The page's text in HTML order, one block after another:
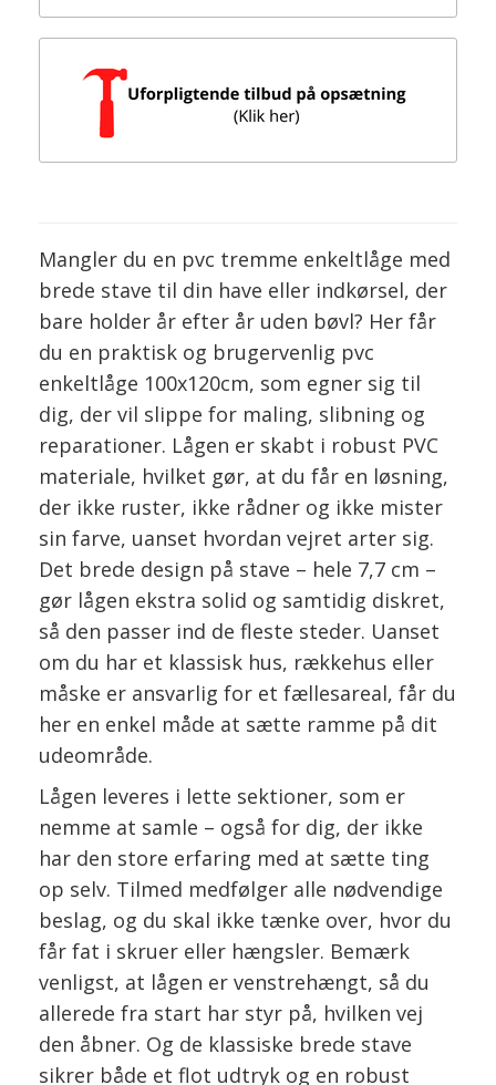
Mangler du en pvc tremme enkeltlåge med
brede stave til din have eller indkørsel, der
bare holder år efter år uden bøvl? Her får
du en praktisk og brugervenlig pvc
enkeltlåge 100x120cm, som egner sig til
dig, der vil slippe for maling, slibning og
reparationer. Lågen er skabt i robust PVC
materiale, hvilket gør, at du får en løsning,
der ikke ruster, ikke rådner og ikke mister
sin farve, uanset hvordan vejret arter sig.
Det brede design på stave – hele 7,7 cm –
gør lågen ekstra solid og samtidig diskret,
så den passer ind de fleste steder. Uanset
om du har et klassisk hus, rækkehus eller
måske er ansvarlig for et fællesareal, får du
her en enkel måde at sætte ramme på dit
udeområde.
Lågen leveres i lette sektioner, som er
nemme at samle – også for dig, der ikke
har den store erfaring med at sætte ting
op selv. Tilmed medfølger alle nødvendige
beslag, og du skal ikke tænke over, hvor du
får fat i skruer eller hængsler. Bemærk
venligst, at lågen er venstrehængt, så du
allerede fra start har styr på, hvilken vej
den åbner. Og de klassiske brede stave
sikrer både et flot udtryk og en robust